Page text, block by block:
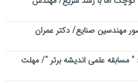
مهندسین صنایع/ دکتر عمران
مسابقه علمی اندیشه برتر “/ مهلت